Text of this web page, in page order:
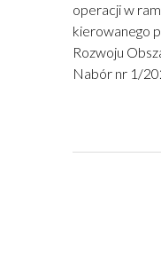
operacji w
kierowanego
Rozwoju
Nabór nr 1/